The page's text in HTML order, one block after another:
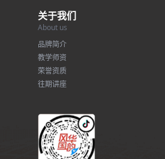
关于我们
About us
品牌简介
教学师资
荣誉资质
往期讲座